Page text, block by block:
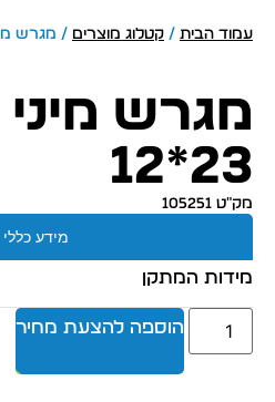
עמוד הבית / קטלוג מוצרים / מגרש מיני
מגרש מיני
23*12
מק״ט 105251
מידע כללי
מידות המתקן
הוספה להצעת מחיר